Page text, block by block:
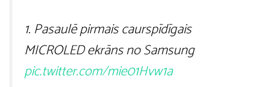
1. Pasaulē pirmais caurspīdīgais
MICROLED ekrāns no Samsung
pic.twitter.com/mie01Hvw1a